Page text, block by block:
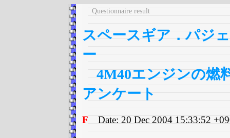
Questionnaire result
スペースギア．パジ
ー
4M40エンジンの燃
アンケート
F Date: 20 Dec 2004 15:33:52